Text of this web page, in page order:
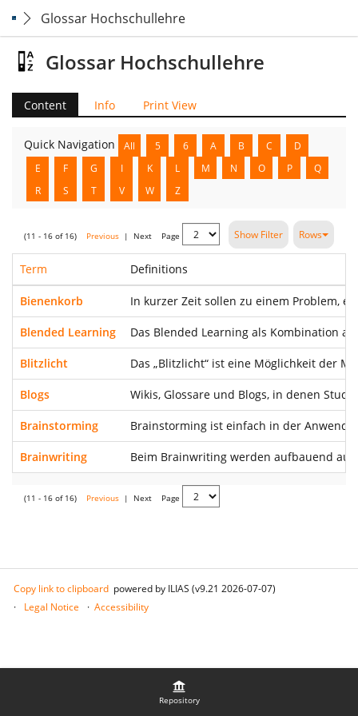
Glossar Hochschullehre
Repository
Glossar Hochschullehre
Content Info Print View
Quick Navigation All 5 6 A B C
D
E
F G I K L M N O P
Q
R
S T V W Z
(11 - 16 of 16) Previous | Next Page Show Filter Rows
Term Definitions
Bienenkorb In kurzer Zeit sollen zu einem Problem,
Blended Learning Das Blended Learning als Kombination
Blitzlicht Das „Blitzlicht“ ist eine Möglichkeit der
Blogs Wikis, Glossare und Blogs, in denen
Brainstorming Brainstorming ist einfach in der
Brainwriting Beim Brainwriting werden aufbauend
(11 - 16 of 16) Previous | Next Page
Copy link to clipboard powered by ILIAS (v9.21 2026-07-07)
Legal Notice
Accessibility